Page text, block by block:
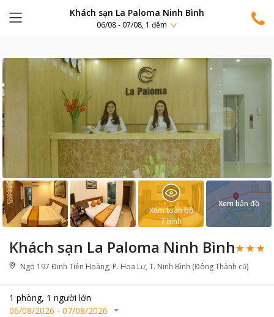
Khách sạn La Paloma Ninh Bình
06/08 - 07/08, 1 đêm
Khách sạn La Paloma Ninh Bình
Ngõ 197 Đinh Tiên Hoàng, P. Hoa Lư, T. Ninh Bình (Đông Thành cũ)
1 phòng, 1 người lớn
06/08/2026 - 07/08/2026
Xem toàn bộ
7hình
Xem bản đồ